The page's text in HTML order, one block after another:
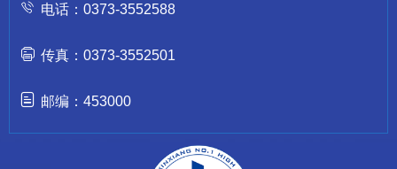
电话：0373-3552588
传真：0373-3552501
邮编：453000